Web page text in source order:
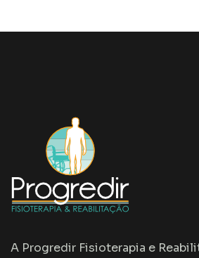
A Progredir Fisioterapia e